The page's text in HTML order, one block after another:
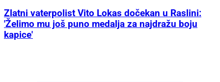
Zlatni vaterpolist Vito Lokas dočekan u Raslini:
'Želimo mu još puno medalja za najdražu boju
kapice'